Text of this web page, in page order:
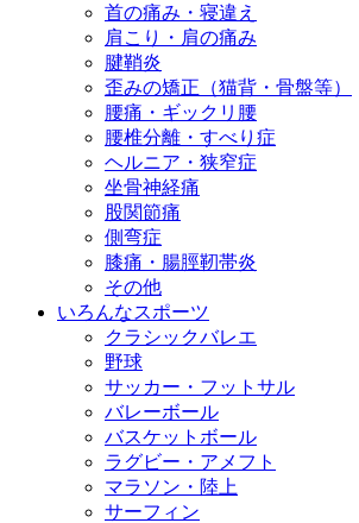
首の痛み・寝違え
肩こり・肩の痛み
腱鞘炎
歪みの矯正（猫背・骨盤等）
腰痛・ギックリ腰
腰椎分離・すべり症
ヘルニア・狭窄症
坐骨神経痛
股関節痛
側弯症
膝痛・腸脛靭帯炎
その他
いろんなスポーツ
クラシックバレエ
野球
サッカー・フットサル
バレーボール
バスケットボール
ラグビー・アメフト
マラソン・陸上
サーフィン